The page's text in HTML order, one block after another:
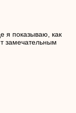
я показываю, как
замечательным